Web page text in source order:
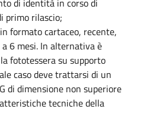
primo rilascio;
formato cartaceo, recente,
6 mesi. In alternativa è
fototessera su supporto
caso deve trattarsi di un
di dimensione non superiore
tecniche della